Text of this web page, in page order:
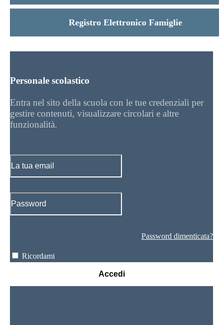
Registro Elettronico Famiglie
Personale scolastico
Entra nel sito della scuola con le tue credenziali per
gestire contenuti, visualizzare circolari e altre
funzionalità.
Password dimenticata?
Ricordami
Accedi